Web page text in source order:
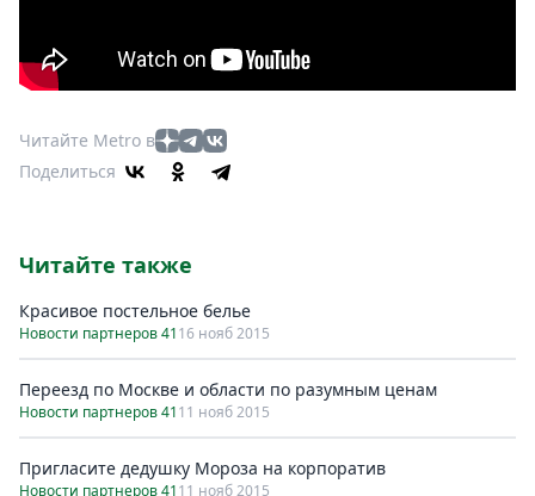
Читайте Metro в
Поделиться
Читайте также
Красивое постельное белье
Новости партнеров 4116 нояб 2015
Переезд по Москве и области по разумным ценам
Новости партнеров 4111 нояб 2015
Пригласите дедушку Мороза на корпоратив
Новости партнеров 4111 нояб 2015